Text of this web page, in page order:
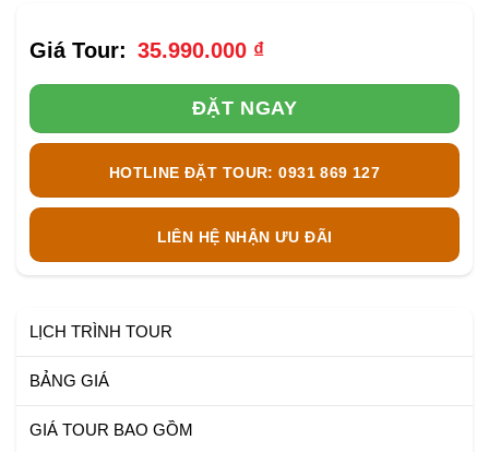
35.990.000 ₫
ĐẶT NGAY
HOTLINE ĐẶT TOUR: 0931 869 127
LIÊN HỆ NHẬN ƯU ĐÃI
LỊCH TRÌNH TOUR
BẢNG GIÁ
GIÁ TOUR BAO GỒM